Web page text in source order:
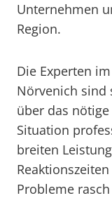
Unternehmen
Region.
Die Experten
Nörvenich sind
über das
Situation
breiten
Probleme